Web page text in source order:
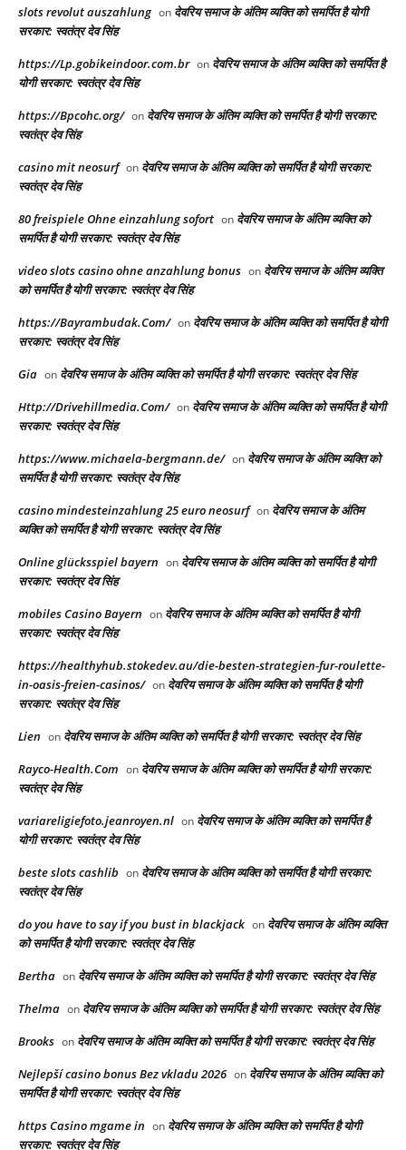
slots revolut auszahlung on देवरिय समाज के अंतिम व्यक्ति को समर्पित है योगी
सरकार: स्वतंत्र देव सिंह
https://Lp.gobikeindoor.com.br on देवरिय समाज के अंतिम व्यक्ति को समर्पित है
योगी सरकार: स्वतंत्र देव सिंह
https://Bpcohc.org/ on देवरिय समाज के अंतिम व्यक्ति को समर्पित है योगी सरकार:
स्वतंत्र देव सिंह
casino mit neosurf on देवरिय समाज के अंतिम व्यक्ति को समर्पित है योगी सरकार:
स्वतंत्र देव सिंह
80 freispiele Ohne einzahlung sofort on देवरिय समाज के अंतिम व्यक्ति को
समर्पित है योगी सरकार: स्वतंत्र देव सिंह
video slots casino ohne anzahlung bonus on देवरिय समाज के अंतिम व्यक्ति
को समर्पित है योगी सरकार: स्वतंत्र देव सिंह
https://Bayrambudak.Com/ on देवरिय समाज के अंतिम व्यक्ति को समर्पित है योगी
सरकार: स्वतंत्र देव सिंह
Gia on देवरिय समाज के अंतिम व्यक्ति को समर्पित है योगी सरकार: स्वतंत्र देव सिंह
Http://Drivehillmedia.Com/ on देवरिय समाज के अंतिम व्यक्ति को समर्पित है योगी
सरकार: स्वतंत्र देव सिंह
https://www.michaela-bergmann.de/ on देवरिय समाज के अंतिम व्यक्ति को
समर्पित है योगी सरकार: स्वतंत्र देव सिंह
casino mindesteinzahlung 25 euro neosurf on देवरिय समाज के अंतिम
व्यक्ति को समर्पित है योगी सरकार: स्वतंत्र देव सिंह
Online glücksspiel bayern on देवरिय समाज के अंतिम व्यक्ति को समर्पित है योगी
सरकार: स्वतंत्र देव सिंह
mobiles Casino Bayern on देवरिय समाज के अंतिम व्यक्ति को समर्पित है योगी
सरकार: स्वतंत्र देव सिंह
https://healthyhub.stokedev.au/die-besten-strategien-fur-roulette-
in-oasis-freien-casinos/ on देवरिय समाज के अंतिम व्यक्ति को समर्पित है योगी
सरकार: स्वतंत्र देव सिंह
Lien on देवरिय समाज के अंतिम व्यक्ति को समर्पित है योगी सरकार: स्वतंत्र देव सिंह
Rayco-Health.Com on देवरिय समाज के अंतिम व्यक्ति को समर्पित है योगी सरकार:
स्वतंत्र देव सिंह
variareligiefoto.jeanroyen.nl on देवरिय समाज के अंतिम व्यक्ति को समर्पित है
योगी सरकार: स्वतंत्र देव सिंह
beste slots cashlib on देवरिय समाज के अंतिम व्यक्ति को समर्पित है योगी सरकार:
स्वतंत्र देव सिंह
do you have to say if you bust in blackjack on देवरिय समाज के अंतिम व्यक्ति
को समर्पित है योगी सरकार: स्वतंत्र देव सिंह
Bertha on देवरिय समाज के अंतिम व्यक्ति को समर्पित है योगी सरकार: स्वतंत्र देव सिंह
Thelma on देवरिय समाज के अंतिम व्यक्ति को समर्पित है योगी सरकार: स्वतंत्र देव सिंह
Brooks on देवरिय समाज के अंतिम व्यक्ति को समर्पित है योगी सरकार: स्वतंत्र देव सिंह
Nejlepší casino bonus Bez vkladu 2026 on देवरिय समाज के अंतिम व्यक्ति को
समर्पित है योगी सरकार: स्वतंत्र देव सिंह
https Casino mgame in on देवरिय समाज के अंतिम व्यक्ति को समर्पित है योगी
सरकार: स्वतंत्र देव सिंह